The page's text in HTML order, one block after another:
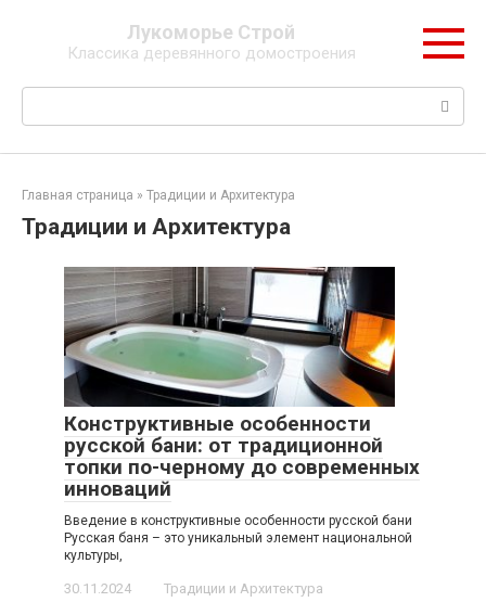
Лукоморье Строй
Классика деревянного домостроения
Поиск:
Главная страница » Традиции и Архитектура
Традиции и Архитектура
Конструктивные особенности
русской бани: от традиционной
топки по-черному до современных
инноваций
Введение в конструктивные особенности русской бани
Русская баня – это уникальный элемент национальной
культуры,
30.11.2024 Традиции и Архитектура